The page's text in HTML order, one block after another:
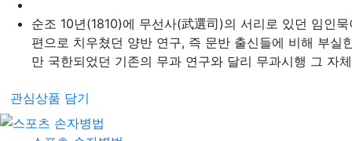
순조 10년(1810)에 무선사(武選司)의 서리로 있던 임인
편으로 치우쳤던 양반 연구, 즉 문반 출신들에 비해 부
만 국한되었던 기존의 무과 연구와 달리 무과시행 그 자
관심상품 담기